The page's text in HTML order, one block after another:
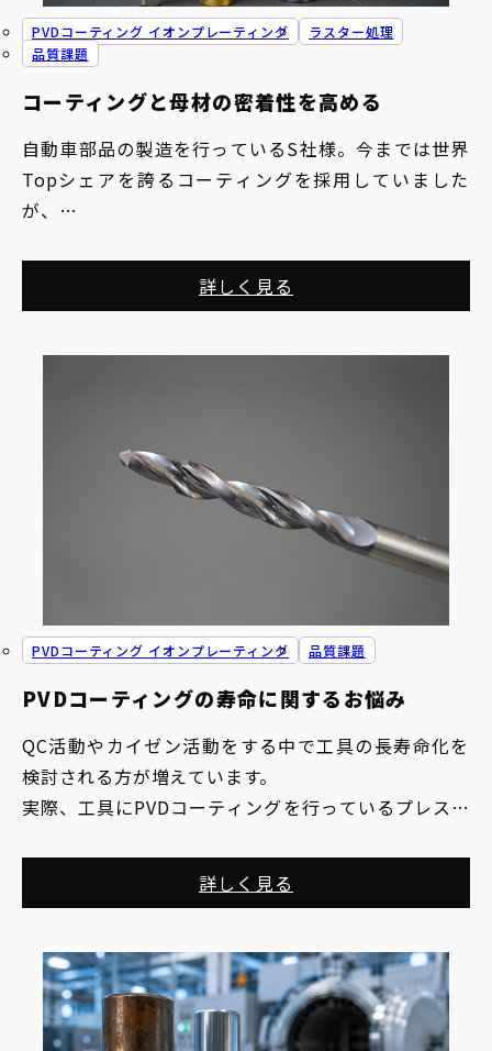
コーティングと母材の密着性を高める
PVDコーティング イオンプレーティング
ラスター処理
品質課題
自動車部品の製造を行っているS社様。今までは世界
Topシェアを誇るコーティングを採用していました
が、
詳しく見る
PVDコーティングの寿命に関するお悩み
PVDコーティング イオンプレーティング 品質課題
QC活動やカイゼン活動をする中で工具の長寿命化を
検討される方が増えています。
実際、工具にPVDコーティングを行っているプレス加
・工具の寿命をさらに伸ばす方法を知らない
・現状のコーティングから変えるのは面倒だ
か。このようなお考えをお持ちの方に、そもそもコー
ティングの寿命についての考え方と、工具の寿命に関
する悩みを解決する方法について解説します。
詳しく見る